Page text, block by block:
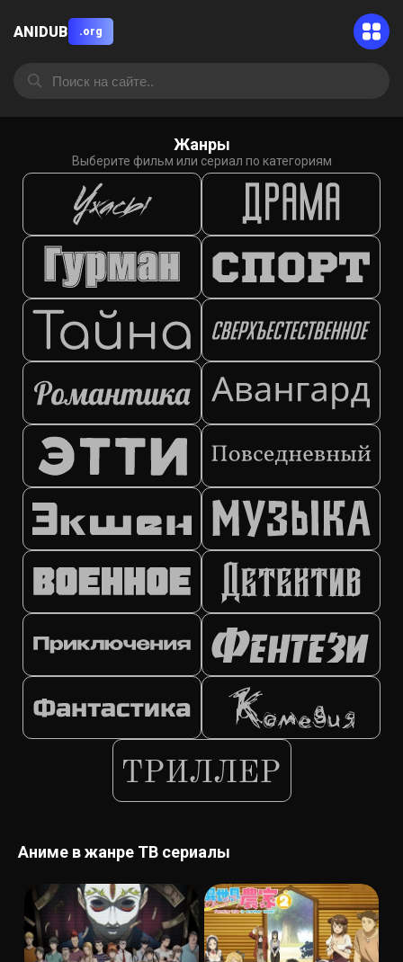
ANIDUB .org
Жанры
Выберите фильм или сериал по категориям
Аниме в жанре ТВ сериалы